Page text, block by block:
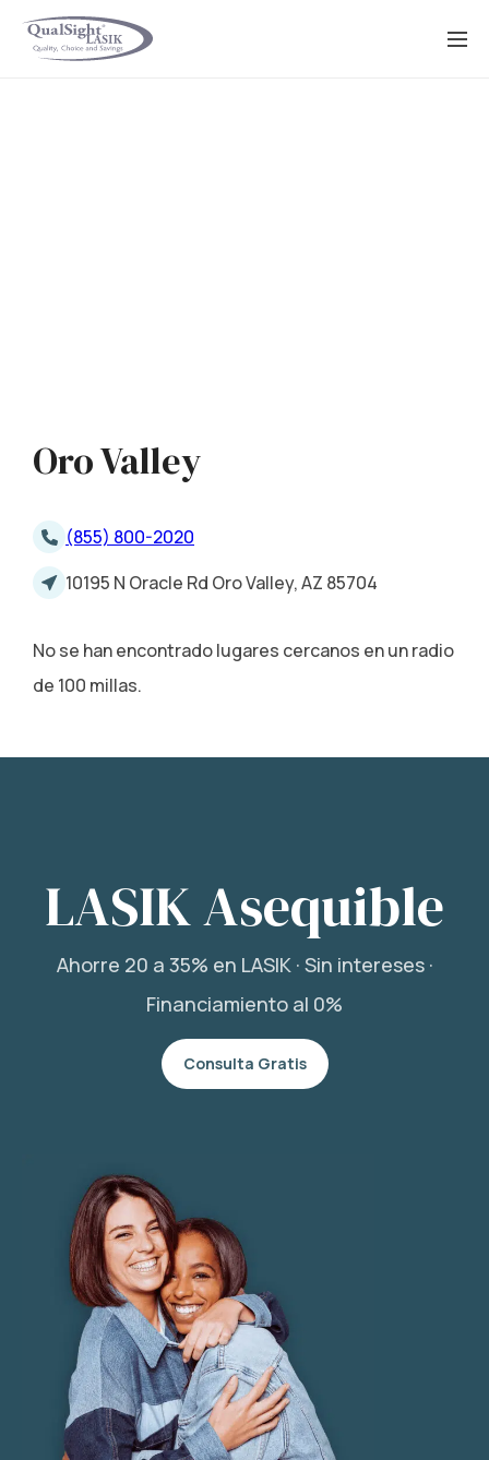
Saltar
Oro Valley
(855) 800-2020
10195 N Oracle Rd Oro Valley, AZ 85704
No se han encontrado lugares cercanos en un radio
de 100 millas.
LASIK Asequible
Ahorre 20 a 35% en LASIK · Sin intereses ·
Financiamiento al 0%
Consulta Gratis